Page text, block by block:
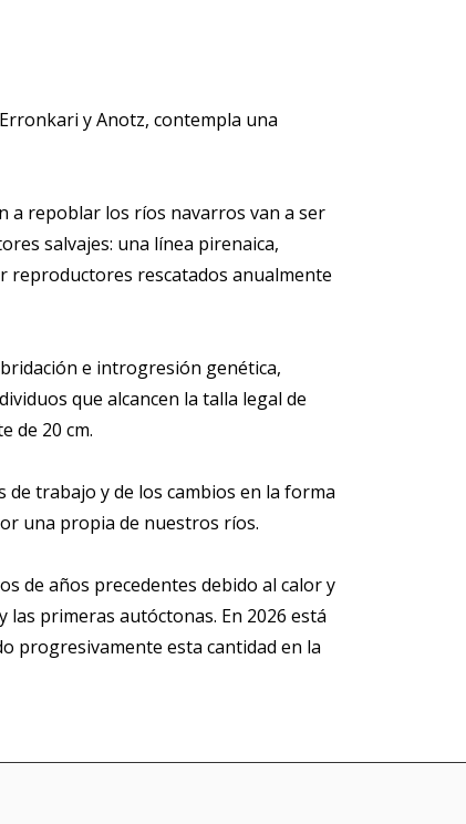
y Anotz, contempla una
a repoblar los ríos navarros van a ser
salvajes: una línea pirenaica,
reproductores rescatados anualmente
e introgresión genética,
que alcancen la talla legal de
de 20 cm.
trabajo y de los cambios en la forma
una propia de nuestros ríos.
de años precedentes debido al calor y
primeras autóctonas. En 2026 está
progresivamente esta cantidad en la